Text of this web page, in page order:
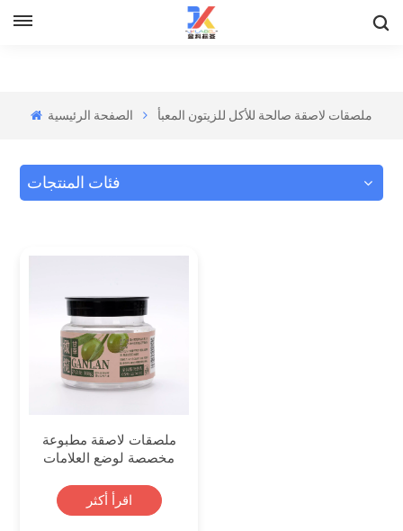
الصفحة الرئيسية ملصقات لاصقة صالحة للأكل للزيتون المعبأ
فئات المنتجات
ملصقات لاصقة مطبوعة
مخصصة لوضع العلامات
الطعام
اقرأ أكثر